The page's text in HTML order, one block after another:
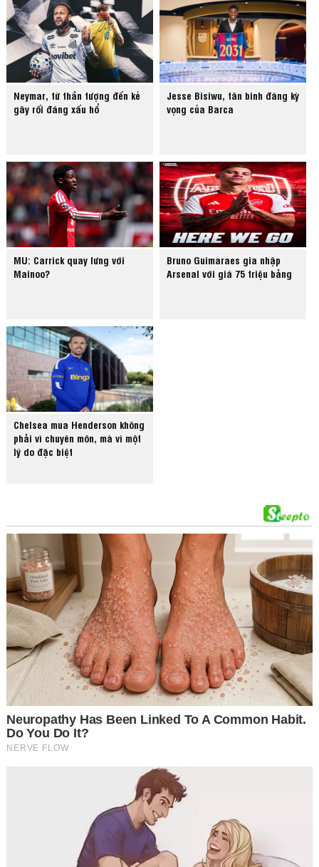
Neymar, từ thần tượng đến kẻ
gây rối đáng xấu hổ
Jesse Bisiwu, tân binh đáng kỳ
vọng của Barca
MU: Carrick quay lưng với
Mainoo?
Bruno Guimaraes gia nhập
Arsenal với giá 75 triệu bảng
Chelsea mua Henderson không
phải vì chuyên môn, mà vì một
lý do đặc biệt